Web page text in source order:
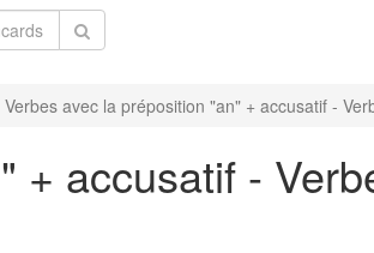
Verbes avec la préposition "an" + accusatif -
+ accusatif -